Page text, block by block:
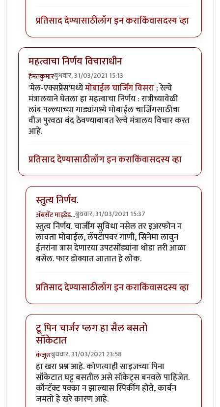
प्रतिसाद देण्यासाठीलॉग इन कराकिंवासदस्य व्हा
महत्वाचा निर्णय विचाराधीन
हेमंतकुमारबुधवार, 31/03/2021 15:13
'मेल-एक्सप्रेस'मध्येमोबाईल चार्जिंग विसरा; रेल्वे
मंत्रालयाने घेतला हा महत्वाचा निर्णय : रात्रीच्यावेळी
लांब पल्ल्याच्या गाड्यांमध्ये मोबाईल चार्जिंगसाठीचा
वीज पुरवठा बंद ठेवण्याबाबत रेल्वे मंत्रालय विचार करत
आहे.
प्रतिसाद देण्यासाठीलॉग इन कराकिंवासदस्य व्हा
स्तुत्य निर्णय.
ॲबसेंट माइंडेड…बुधवार, 31/03/2021 15:37
In reply toमहत्वाचा निर्णय विचाराधीनbyहेमंतकुमार
स्तुत्य निर्णय. चार्जींग सुविधा नसेल तर इअरफोन न
लावता मोबाईल, लॅपटॅापवर गाणी, सिनेमा लावुन
ईतरांना त्रास देणारया उपटसोंड्यांना थोडा तरी आळा
बसेल. फार डोक्यात जातात हे लोक.
प्रतिसाद देण्यासाठीलॉग इन कराकिंवासदस्य व्हा
टू पिन चार्जर प्लग हा सैल बसतो
सॉकेटात
कंजूसबुधवार, 31/03/2021 23:58
In reply toमहत्वाचा निर्णय विचाराधीनby
हा खरा प्रश्न आहे. कोणत्याही साइजच्या पिना
सॉकेटात घट्ट बसतील असे सॉकेट्स बनवले पाहिजेत.
कॉन्टॅक्ट पक्का न झाल्यास स्पिर्कींग होते, कार्बन
जमतो हे खरे कारण आहे.